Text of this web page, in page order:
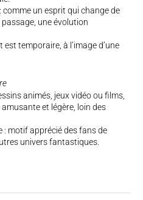
un esprit qui change de
une évolution
temporaire, à l’image d’une
animés, jeux vidéo ou films,
et légère, loin des
: motif apprécié des fans de
univers fantastiques.